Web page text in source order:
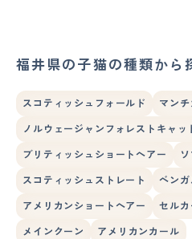
福井県の子猫の種類から
スコティッシュフォールド マンチ
ノルウェージャンフォレストキャッ
ブリティッシュショートヘアー ソ
スコティッシュストレート ベンガ
アメリカンショートヘアー セル
メインクーン アメリカンカール